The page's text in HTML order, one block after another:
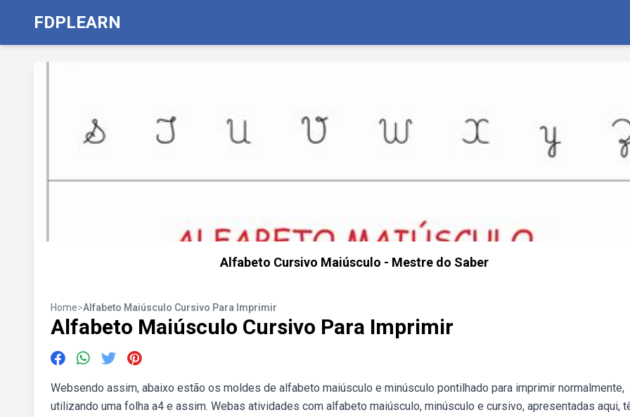
FDPLEARN
Alfabeto Cursivo Maiúsculo - Mestre do Saber
Home>Alfabeto Maiúsculo Cursivo Para Imprimir
Alfabeto Maiúsculo Cursivo Para Imprimir
Websendo assim, abaixo estão os moldes de alfabeto maiúsculo e minúsculo pontilhado para imprimir normalmente,
utilizando uma folha a4 e assim. Webas atividades com alfabeto maiúsculo, minúsculo e cursivo, apresentadas aqui,